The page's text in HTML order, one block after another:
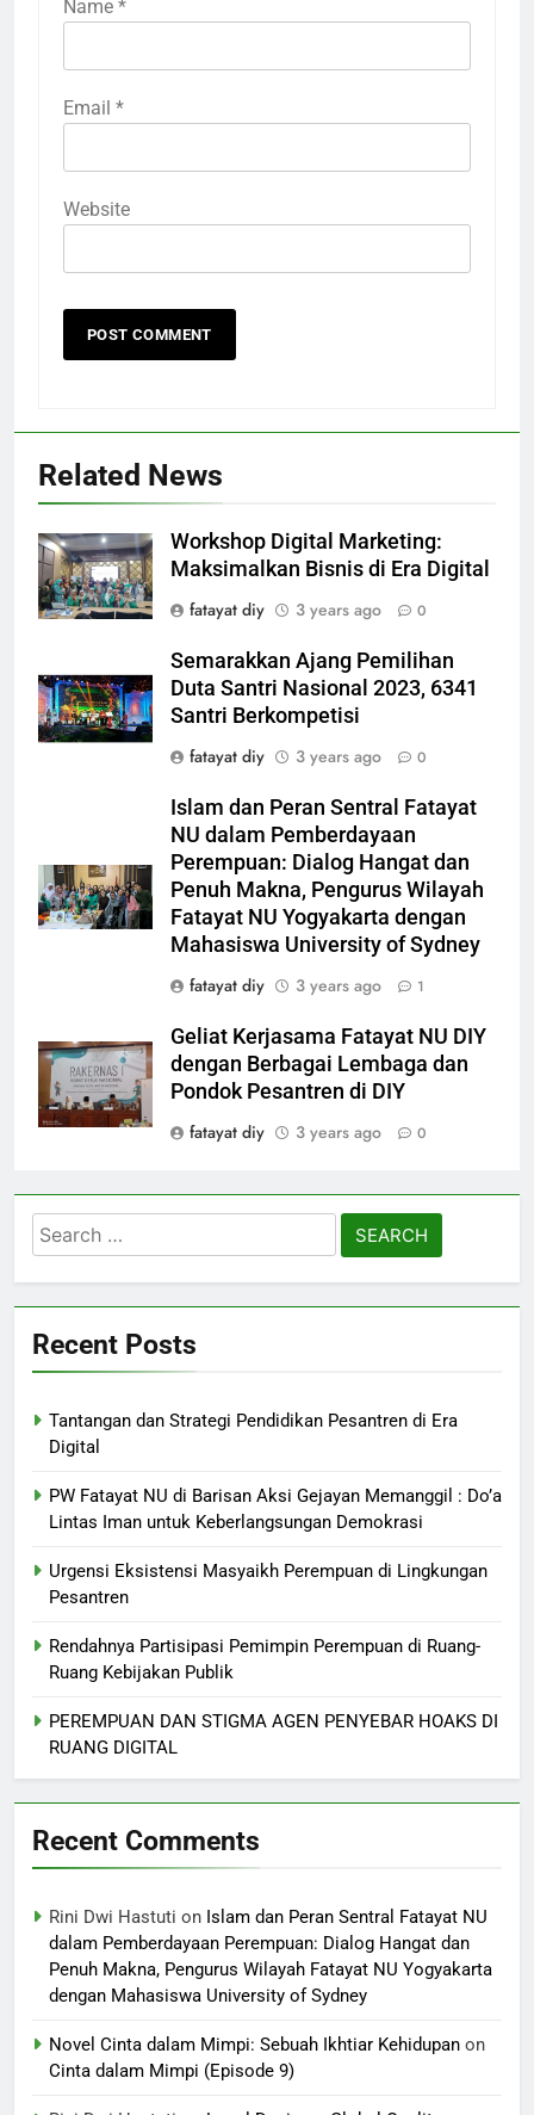
Name *
Email *
Website
Related News
Workshop Digital Marketing:
Maksimalkan Bisnis di Era Digital
fatayat diy
3 years ago 0
Semarakkan Ajang Pemilihan
Duta Santri Nasional 2023, 6341
Santri Berkompetisi
fatayat diy
3 years ago 0
Islam dan Peran Sentral Fatayat
NU dalam Pemberdayaan
Perempuan: Dialog Hangat dan
Penuh Makna, Pengurus Wilayah
Fatayat NU Yogyakarta dengan
Mahasiswa University of Sydney
fatayat diy
3 years ago 1
Geliat Kerjasama Fatayat NU DIY
dengan Berbagai Lembaga dan
Pondok Pesantren di DIY
fatayat diy
3 years ago 0
Search
for:
Recent Posts
Tantangan dan Strategi Pendidikan Pesantren di Era
Digital
PW Fatayat NU di Barisan Aksi Gejayan Memanggil : Do’a
Lintas Iman untuk Keberlangsungan Demokrasi
Urgensi Eksistensi Masyaikh Perempuan di Lingkungan
Pesantren
Rendahnya Partisipasi Pemimpin Perempuan di Ruang-
Ruang Kebijakan Publik
PEREMPUAN DAN STIGMA AGEN PENYEBAR HOAKS DI
RUANG DIGITAL
Recent Comments
Rini Dwi Hastuti on Islam dan Peran Sentral Fatayat NU
dalam Pemberdayaan Perempuan: Dialog Hangat dan
Penuh Makna, Pengurus Wilayah Fatayat NU Yogyakarta
dengan Mahasiswa University of Sydney
Novel Cinta dalam Mimpi: Sebuah Ikhtiar Kehidupan on
Cinta dalam Mimpi (Episode 9)